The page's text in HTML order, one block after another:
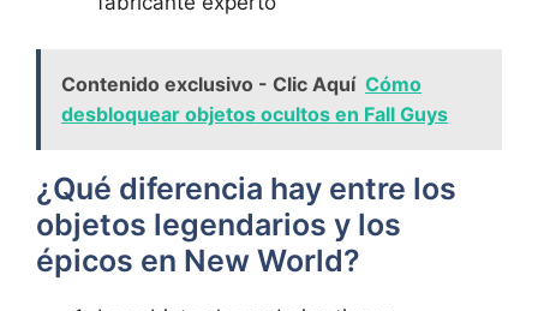
Contenido exclusivo - Clic Aquí Cómo
desbloquear objetos ocultos en Fall Guys
¿Qué diferencia hay entre los
objetos legendarios y los
épicos en New World?